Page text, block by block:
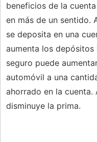
beneficios de la
en más de un sentido.
se deposita en una
aumenta los
seguro puede
automóvil a una
ahorrado en la cuenta.
disminuye la prima.